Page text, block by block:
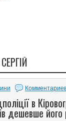
в
дешевше його